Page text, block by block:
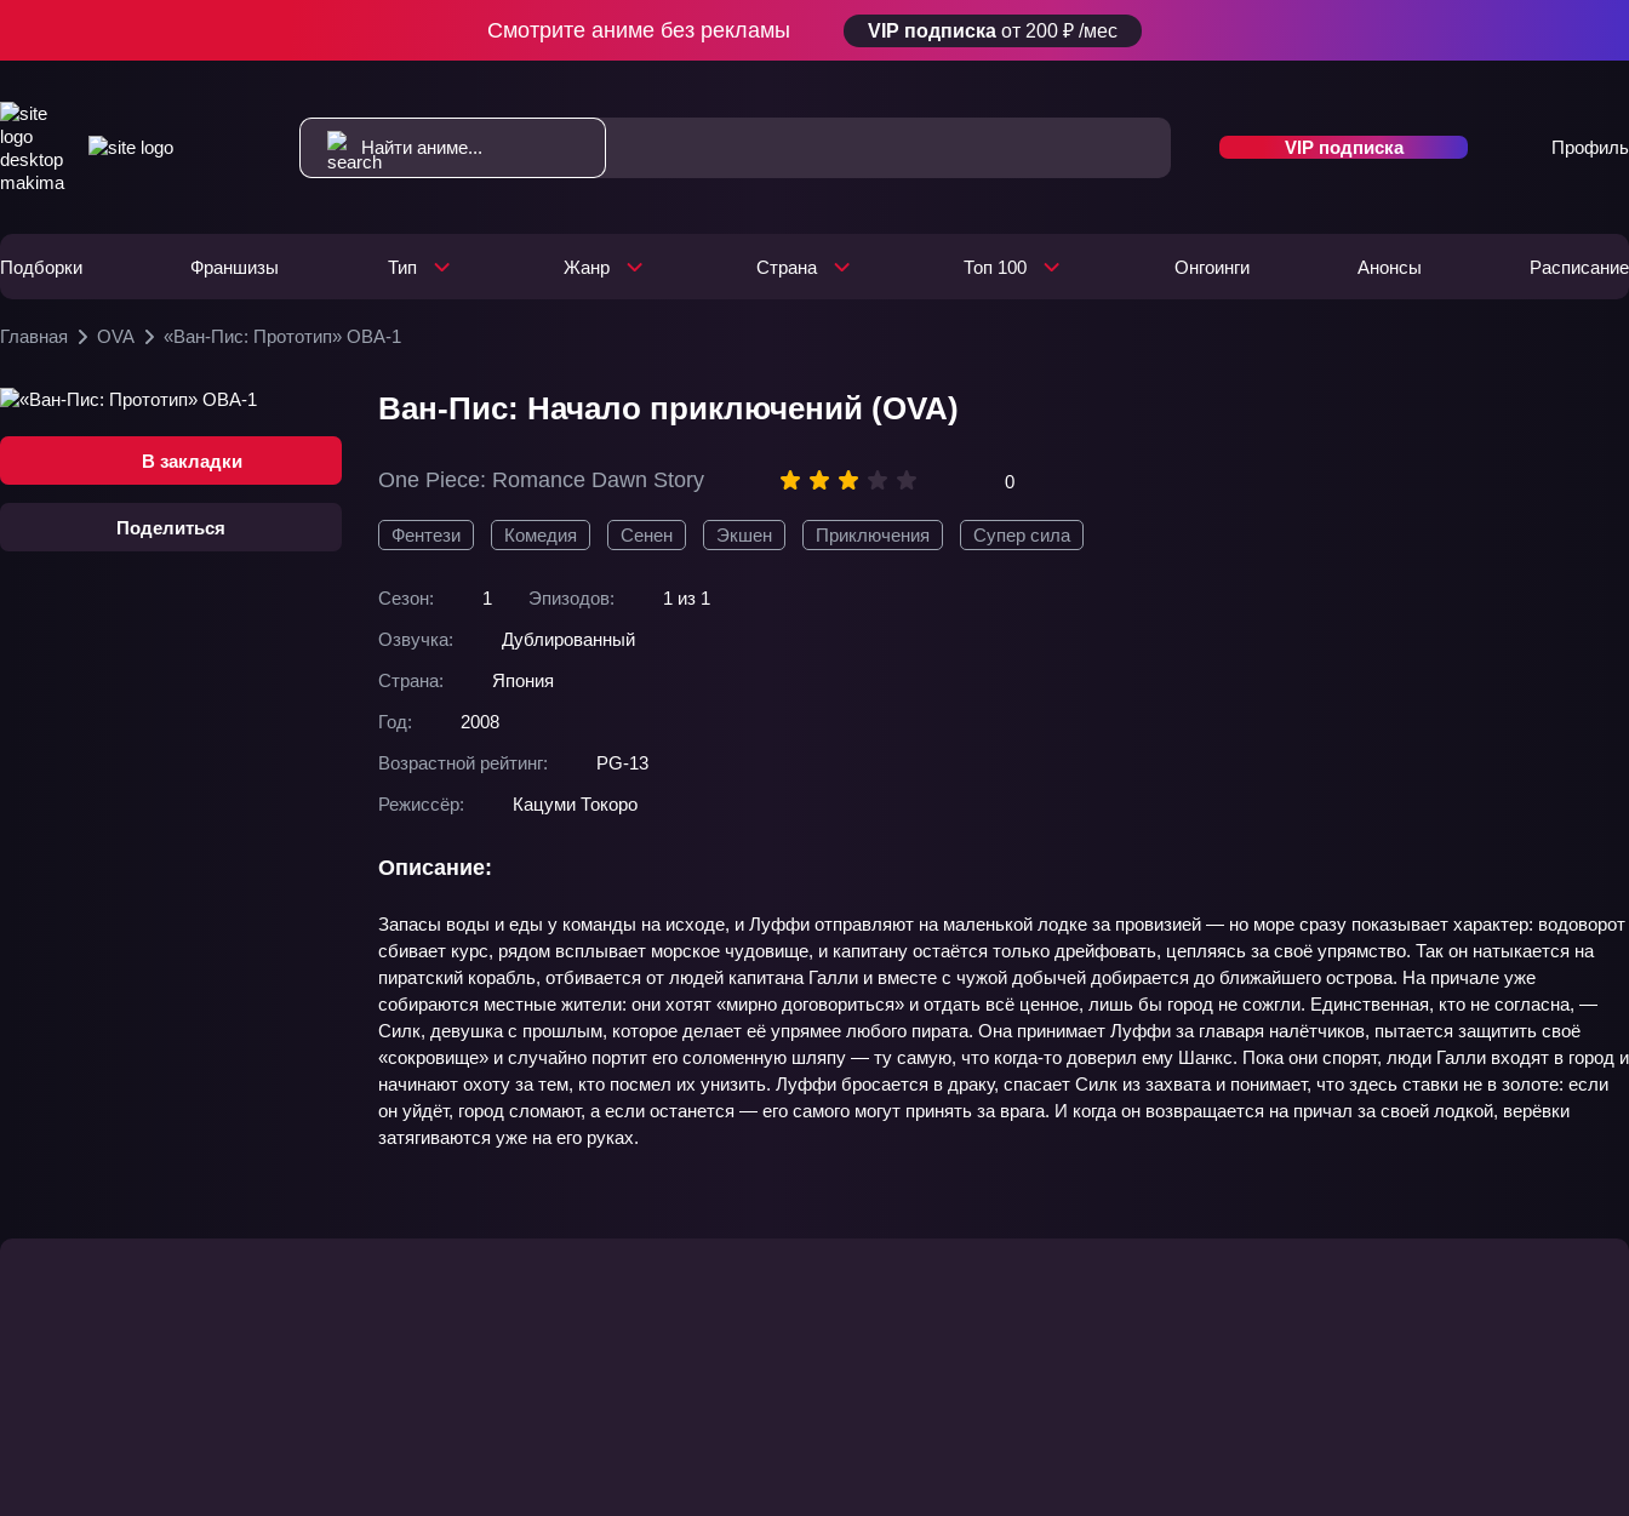
Смотрите аниме без рекламы VIP подписка от 200 ₽ /мес
VIP подписка Профиль
Подборки Франшизы Тип Жанр Страна Топ 100 Онгоинги Анонсы Расписание
Главная OVA «Ван-Пис: Прототип» ОВА-1
В закладки
Поделиться
Ван-Пис: Начало приключений (OVA)
One Piece: Romance Dawn Story 0
Фентези Комедия Сенен Экшен Приключения Супер сила
Сезон: 1 Эпизодов:
1 из 1
Озвучка:
Дублированный
Страна:
Япония
Год:
2008
Возрастной рейтинг:
PG-13
Режиссёр:
Кацуми Токоро
Описание:
Запасы воды и еды у команды на исходе, и Луффи отправляют на маленькой лодке за провизией — но море сразу показывает характер: водоворот
сбивает курс, рядом всплывает морское чудовище, и капитану остаётся только дрейфовать, цепляясь за своё упрямство. Так он натыкается на
пиратский корабль, отбивается от людей капитана Галли и вместе с чужой добычей добирается до ближайшего острова. На причале уже
собираются местные жители: они хотят «мирно договориться» и отдать всё ценное, лишь бы город не сожгли. Единственная, кто не согласна, —
Силк, девушка с прошлым, которое делает её упрямее любого пирата. Она принимает Луффи за главаря налётчиков, пытается защитить своё
«сокровище» и случайно портит его соломенную шляпу — ту самую, что когда‑то доверил ему Шанкс. Пока они спорят, люди Галли входят в город и
начинают охоту за тем, кто посмел их унизить. Луффи бросается в драку, спасает Силк из захвата и понимает, что здесь ставки не в золоте: если
он уйдёт, город сломают, а если останется — его самого могут принять за врага. И когда он возвращается на причал за своей лодкой, верёвки
затягиваются уже на его руках.